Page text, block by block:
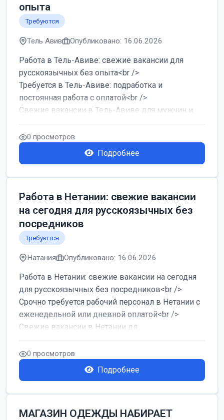
опыта
Требуются
Тель Авив Опубликовано: 16.06.2026
Работа в Тель-Авиве: свежие вакансии для
русскоязычных без опыта<br />
Требуется в Тель-Авиве: подработка и
постоянная работа с оплатой<br />
Свежие вакансии в Тель-Авиве для мужчин и
женщин от хозя...
0 просмотров
Подробнее
Работа в Нетании: свежие вакансии
на сегодня для русскоязычных без
посредников
Требуются
Натания Опубликовано: 16.06.2026
Работа в Нетании: свежие вакансии на сегодня
для русскоязычных без посредников<br />
Срочно требуется рабочий персонал в Нетании с
еженедельной или дневной оплатой<br />
Свежие вакансии в Нетании дл...
0 просмотров
Подробнее
МАГАЗИН ОДЕЖДЫ НАБИРАЕТ